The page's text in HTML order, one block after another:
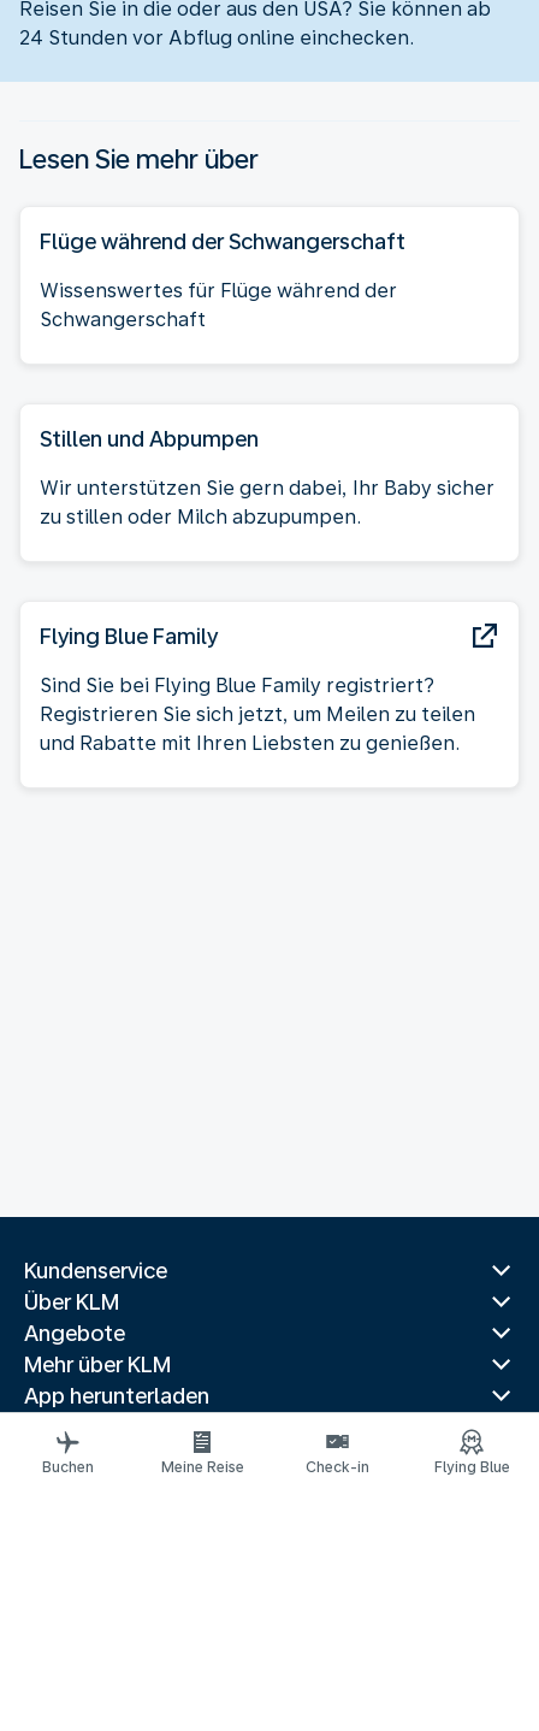
Reisen Sie in die oder aus den USA? Sie können ab
24 Stunden vor Abflug online einchecken.
Lesen Sie mehr über
Flüge während der Schwangerschaft
Wissenswertes für Flüge während der
Schwangerschaft
Stillen und Abpumpen
Wir unterstützen Sie gern dabei, Ihr Baby sicher
zu stillen oder Milch abzupumpen.
Flying Blue Family
Sind Sie bei Flying Blue Family registriert?
Registrieren Sie sich jetzt, um Meilen zu teilen
und Rabatte mit Ihren Liebsten zu genießen.
Kundenservice
Über KLM
Angebote
Mehr über KLM
App herunterladen
Verwandte Websites
Reiseführer
Buchen Meine Reise Check-in Flying Blue